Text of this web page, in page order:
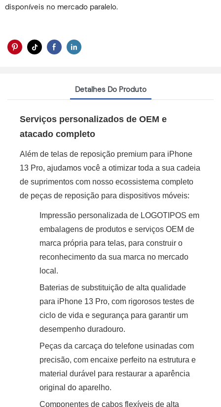
disponíveis no mercado paralelo.
Detalhes Do Produto
Serviços personalizados de OEM e
atacado completo
Além de telas de reposição premium para iPhone
13 Pro, ajudamos você a otimizar toda a sua cadeia
de suprimentos com nosso ecossistema completo
de peças de reposição para dispositivos móveis:
Impressão personalizada de LOGOTIPOS em
embalagens de produtos e serviços OEM de
marca própria para telas, para construir o
reconhecimento da sua marca no mercado
local.
Baterias de substituição de alta qualidade
para iPhone 13 Pro, com rigorosos testes de
ciclo de vida e segurança para garantir um
desempenho duradouro.
Peças da carcaça do telefone usinadas com
precisão, com encaixe perfeito na estrutura e
material durável para restaurar a aparência
original do aparelho.
Componentes de cabos flexíveis de alta